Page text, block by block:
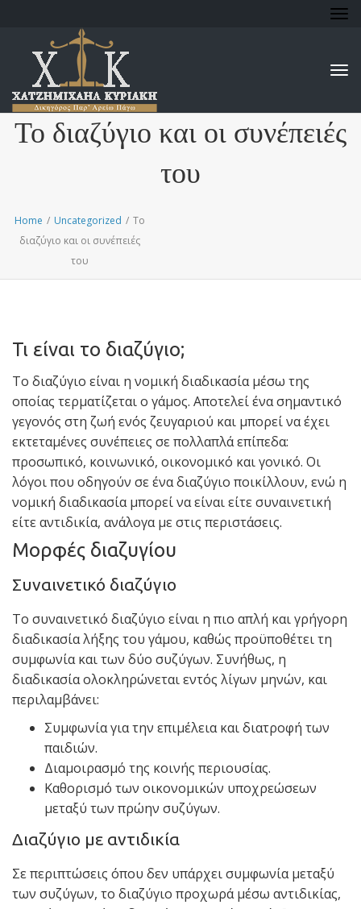
Το διαζύγιο και οι συνέπειές
του
Home / Uncategorized / Το
διαζύγιο και οι συνέπειές
του
Τι είναι το διαζύγιο;
Το διαζύγιο είναι η νομική διαδικασία μέσω της
οποίας τερματίζεται ο γάμος. Αποτελεί ένα σημαντικό
γεγονός στη ζωή ενός ζευγαριού και μπορεί να έχει
εκτεταμένες συνέπειες σε πολλαπλά επίπεδα:
προσωπικό, κοινωνικό, οικονομικό και γονικό. Οι
λόγοι που οδηγούν σε ένα διαζύγιο ποικίλλουν, ενώ η
νομική διαδικασία μπορεί να είναι είτε συναινετική
είτε αντιδικία, ανάλογα με στις περιστάσεις.
Μορφές διαζυγίου
Συναινετικό διαζύγιο
Το συναινετικό διαζύγιο είναι η πιο απλή και γρήγορη
διαδικασία λήξης του γάμου, καθώς προϋποθέτει τη
συμφωνία και των δύο συζύγων. Συνήθως, η
διαδικασία ολοκληρώνεται εντός λίγων μηνών, και
περιλαμβάνει:
Συμφωνία για την επιμέλεια και διατροφή των
παιδιών.
Διαμοιρασμό της κοινής περιουσίας.
Καθορισμό των οικονομικών υποχρεώσεων
μεταξύ των πρώην συζύγων.
Διαζύγιο με αντιδικία
Σε περιπτώσεις όπου δεν υπάρχει συμφωνία μεταξύ
των συζύγων, το διαζύγιο προχωρά μέσω αντιδικίας,